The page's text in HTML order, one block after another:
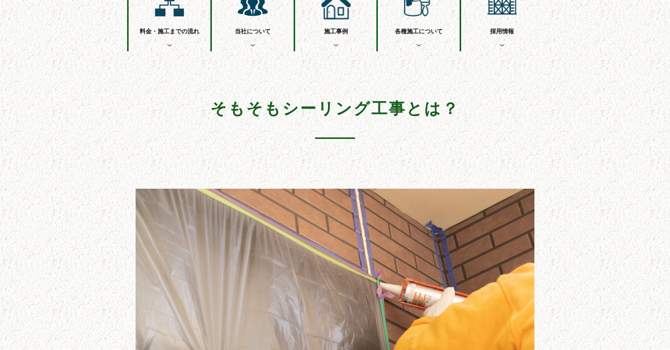
料金・施工までの流れ 当社について 施工事例 各種施工について 採用情報
そもそもシーリング工事とは？